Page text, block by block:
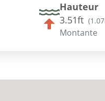
Hauteur
3.51ft (
Montante